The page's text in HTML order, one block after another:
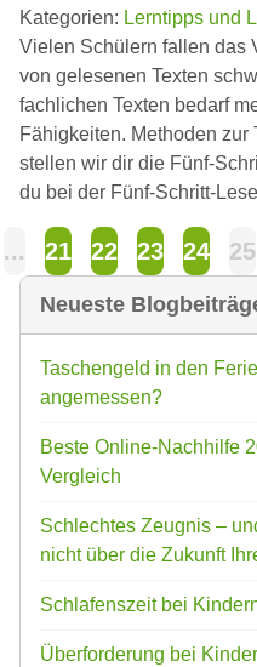
Kategorien: Lerntipps und
Vielen Schülern fallen das
von gelesenen Texten
fachlichen Texten bedarf
Fähigkeiten. Methoden
stellen wir dir die Fünf-
du bei der Fünf-Schritt-
... 21 22 23 24 25
Neueste
Taschengeld in den
angemessen?
Beste Online-Nachhilfe
Vergleich
Schlechtes Zeugnis –
nicht über die Zukunft
Schlafenszeit bei
Überforderung bei